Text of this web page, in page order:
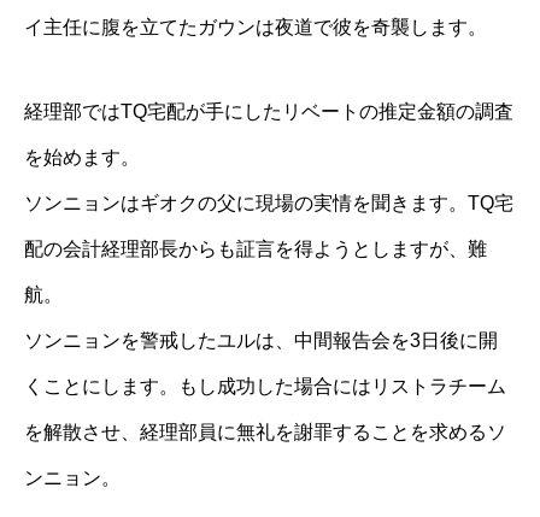
イ主任に腹を立てたガウンは夜道で彼を奇襲します。
経理部ではTQ宅配が手にしたリベートの推定金額の調査
を始めます。
ソンニョンはギオクの父に現場の実情を聞きます。TQ宅
配の会計経理部長からも証言を得ようとしますが、難
航。
ソンニョンを警戒したユルは、中間報告会を3日後に開
くことにします。もし成功した場合にはリストラチーム
を解散させ、経理部員に無礼を謝罪することを求めるソ
ンニョン。